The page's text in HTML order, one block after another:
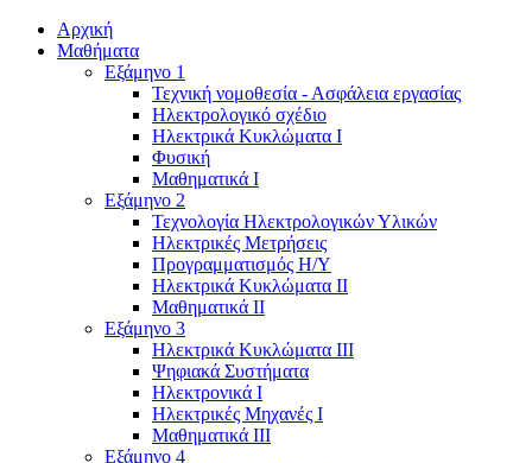
Αρχική
Μαθήματα
Εξάμηνο 1
Τεχνική νομοθεσία - Ασφάλεια εργασίας
Ηλεκτρολογικό σχέδιο
Ηλεκτρικά Κυκλώματα Ι
Φυσική
Μαθηματικά Ι
Εξάμηνο 2
Τεχνολογία Ηλεκτρολογικών Υλικών
Ηλεκτρικές Μετρήσεις
Προγραμματισμός Η/Υ
Ηλεκτρικά Κυκλώματα ΙΙ
Μαθηματικά ΙΙ
Εξάμηνο 3
Ηλεκτρικά Κυκλώματα ΙΙΙ
Ψηφιακά Συστήματα
Ηλεκτρονικά Ι
Ηλεκτρικές Μηχανές Ι
Μαθηματικά ΙΙΙ
Εξάμηνο 4